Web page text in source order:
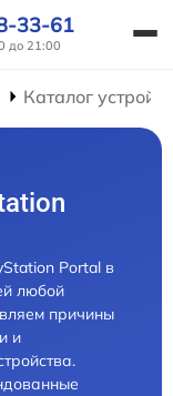
33-61
до 21:00
Каталог
Portal в
любой
причины
и